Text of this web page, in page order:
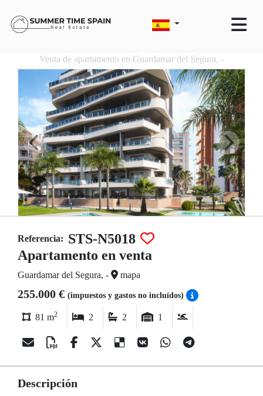
Venta de apartamento en Guardamar del Segura, -
Referencia: STS-N5018
Apartamento en venta
Guardamar del Segura, - mapa
255.000 € (impuestos y gastos no incluídos)
81 m2 2 2 1
Descripción